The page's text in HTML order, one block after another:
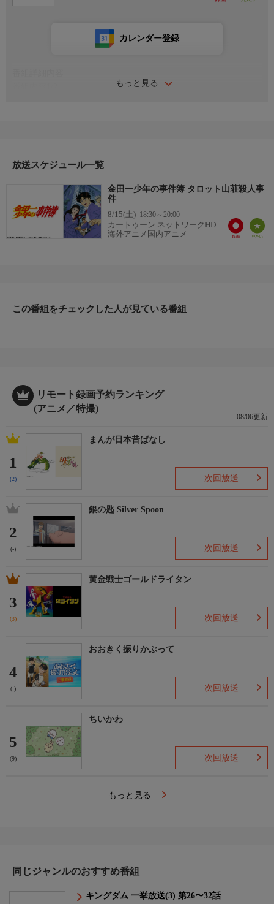
もっと見る
カレンダー登録
り者の幼なじみ・七瀬美雪を良きパートナーに、彼は今日も不可
警視庁捜査一課の警部・剣持勇、本庁きってのエリート警視・明
智健悟、天才的な犯罪者・地獄の傀儡師など、一と美雪の他にも
個性的な人物が数多く登場する。どんな謎でも解き明かし、必ず
放送スケジュール一覧
金田一少年の事件簿 タロット山荘殺人事
件
8/15(土) 18:30～20:00
カートゥーン ネットワークHD
海外アニメ国内アニメ
この番組をチェックした人が見ている番組
リモート録画予約ランキング
(アニメ／特撮)
08/06更新
1
(2)
まんが日本昔ばなし
次回放送
2
(-)
銀の匙 Silver Spoon
次回放送
3
(3)
黄金戦士ゴールドライタン
次回放送
4
(-)
おおきく振りかぶって
次回放送
5
(9)
ちいかわ
次回放送
もっと見る
同じジャンルのおすすめ番組
キングダム 一挙放送(3) 第26〜32話